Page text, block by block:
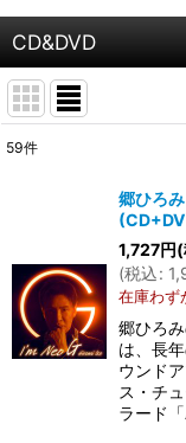
CD&DVD
並び順:
59件
郷ひろ
1,727円
(税込:
在庫わず
郷ひろ
は、長
ウンド
ス・チ
ラード